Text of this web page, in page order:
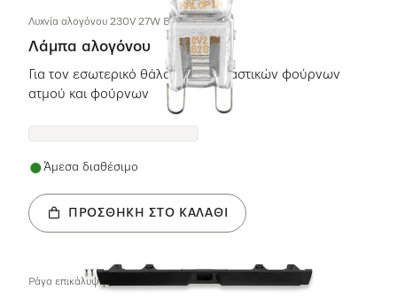
Λυχνία αλογόνου 230V 27W BJB 77.708.
Λάμπα αλογόνου
Για τον εσωτερικό θάλαμο συνδυαστικών φούρνων
ατμού και φούρνων
Άμεσα διαθέσιμο
ΠΡΟΣΘΉΚΗ ΣΤΟ ΚΑΛΆΘΙ
Pάγα επικάλυψης PY BK KD